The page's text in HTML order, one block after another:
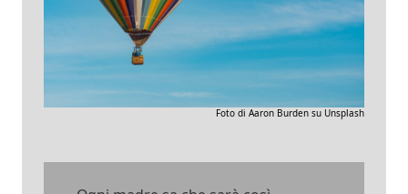
Foto di Aaron Burden su Unsplash